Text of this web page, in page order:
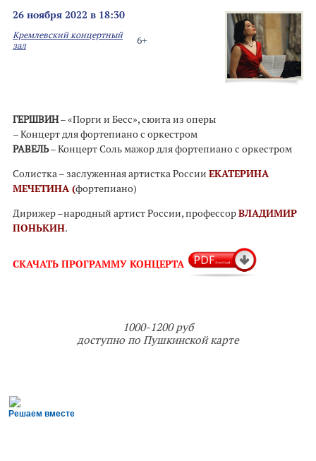
26 ноября 2022 в 18:30
6+
Кремлевский концертный
зал
ГЕРШВИН– «Порги и Бесс», сюита из оперы
– Концерт для фортепиано с оркестром
РАВЕЛЬ– Концерт Соль мажор для фортепиано с оркестром
Солистка – заслуженная артистка России ЕКАТЕРИНА
МЕЧЕТИНА(фортепиано)
Дирижер –народный артист России, профессорВЛАДИМИР
ПОНЬКИН.
СКАЧАТЬ ПРОГРАММУ КОНЦЕРТА
1000-1200 руб
доступно по Пушкинской карте
Решаем вместе